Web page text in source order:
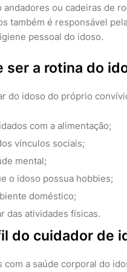
andadores ou cadeiras de
também é responsável
pessoal do idoso.
ser a rotina do
do idoso do próprio
com a alimentação;
vínculos sociais;
mental;
o idoso possua hobbies;
doméstico;
das atividades físicas.
do cuidador de
com a saúde corporal do